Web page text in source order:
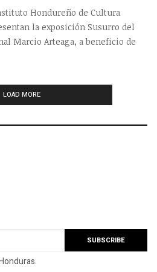
Hondureño de Cultura
la exposición Susurro del
Marcio Arteaga, a beneficio de
LOAD MORE